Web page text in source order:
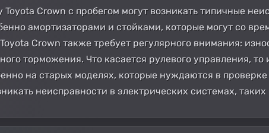
Toyota Crown с пробегом могут возникать типичные
амортизаторами и стойками, которые могут со
Crown также требует регулярного внимания:
торможения. Что касается рулевого управления,
на старых моделях, которые нуждаются в
неисправности в электрических системах,